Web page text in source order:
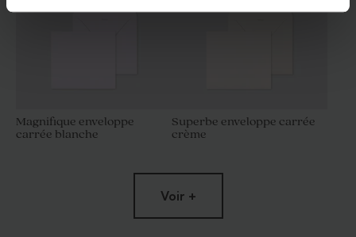
Magnifique enveloppe
carrée blanche
Superbe enveloppe carrée
crème
Voir +